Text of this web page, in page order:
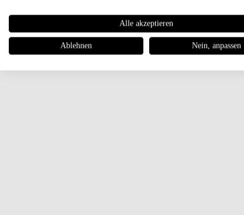
Alle akzeptieren
Ablehnen Nein, anpassen